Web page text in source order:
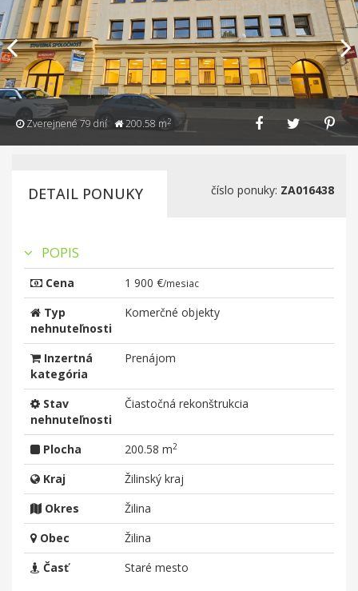
Zverejnené 79 dní 200.58 m2
Previous
DETAIL PONUKY číslo ponuky: ZA016438
POPIS
Cena 1 900 €/mesiac
Typ
nehnuteľnosti
Komerčné objekty
Inzertná
kategória
Prenájom
Stav
nehnuteľnosti
Čiastočná rekonštrukcia
Plocha 200.58 m2
Kraj
Žilinský kraj
Okres
Žilina
Obec
Žilina
Časť
Staré mesto